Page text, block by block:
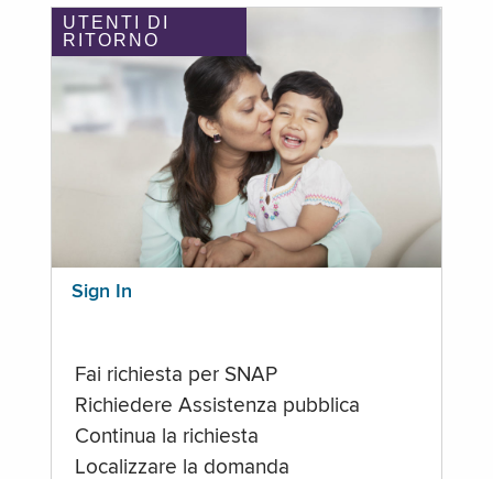
UTENTI DI
RITORNO
Sign In
Fai richiesta per SNAP
Richiedere Assistenza pubblica
Continua la richiesta
Localizzare la domanda